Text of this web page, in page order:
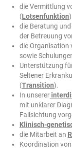
die Vermittlung
(Lotsenfunktion)
die Beratung
der Betreuung
die Organisation
sowie
Unterstützung
Seltener
(Transition).
In unserer
mit unklarer
Fallsichtung
Klinisch-
die Mitarbeit an
Koordination